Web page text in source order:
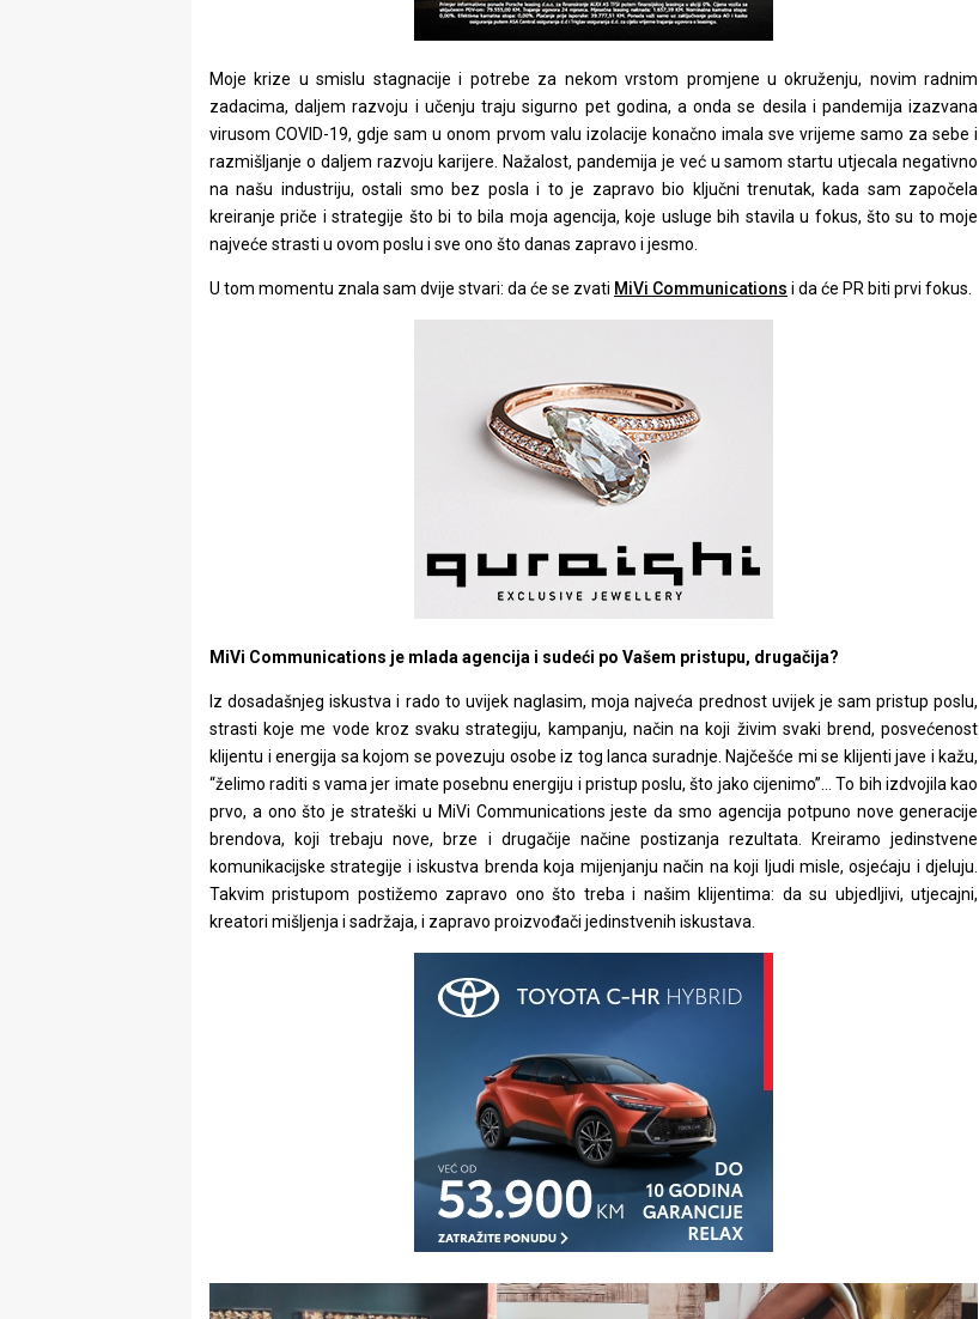
Moje krize u smislu stagnacije i potrebe za nekom vrstom promjene u okruženju, novim radnim
zadacima, daljem razvoju i učenju traju sigurno pet godina, a onda se desila i pandemija izazvana
virusom COVID-19, gdje sam u onom prvom valu izolacije konačno imala sve vrijeme samo za sebe i
razmišljanje o daljem razvoju karijere. Nažalost, pandemija je već u samom startu utjecala negativno
na našu industriju, ostali smo bez posla i to je zapravo bio ključni trenutak, kada sam započela
kreiranje priče i strategije što bi to bila moja agencija, koje usluge bih stavila u fokus, što su to moje
najveće strasti u ovom poslu i sve ono što danas zapravo i jesmo.
U tom momentu znala sam dvije stvari: da će se zvati MiVi Communications i da će PR biti prvi fokus.
MiVi Communications je mlada agencija i sudeći po Vašem pristupu, drugačija?
Iz dosadašnjeg iskustva i rado to uvijek naglasim, moja najveća prednost uvijek je sam pristup poslu,
strasti koje me vode kroz svaku strategiju, kampanju, način na koji živim svaki brend, posvećenost
klijentu i energija sa kojom se povezuju osobe iz tog lanca suradnje. Najčešće mi se klijenti jave i kažu,
“želimo raditi s vama jer imate posebnu energiju i pristup poslu, što jako cijenimo”… To bih izdvojila kao
prvo, a ono što je strateški u MiVi Communications jeste da smo agencija potpuno nove generacije
brendova, koji trebaju nove, brze i drugačije načine postizanja rezultata. Kreiramo jedinstvene
komunikacijske strategije i iskustva brenda koja mijenjanju način na koji ljudi misle, osjećaju i djeluju.
Takvim pristupom postižemo zapravo ono što treba i našim klijentima: da su ubjedljivi, utjecajni,
kreatori mišljenja i sadržaja, i zapravo proizvođači jedinstvenih iskustava.